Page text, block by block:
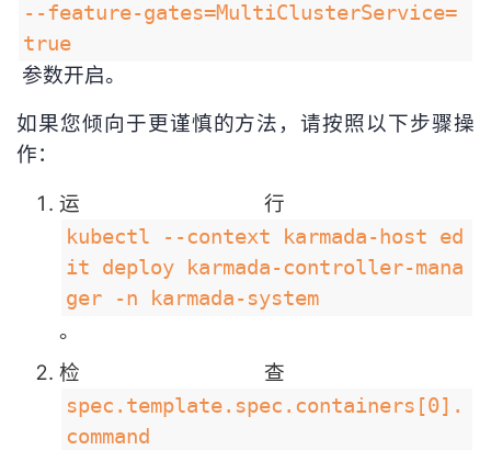
--feature-gates=MultiClusterService=
true
参数开启。
如果您倾向于更谨慎的方法，请按照以下步骤操
作：
运行
kubectl --context karmada-host ed
it deploy karmada-controller-mana
ger -n karmada-system
。
检查
spec.template.spec.containers[0].
command